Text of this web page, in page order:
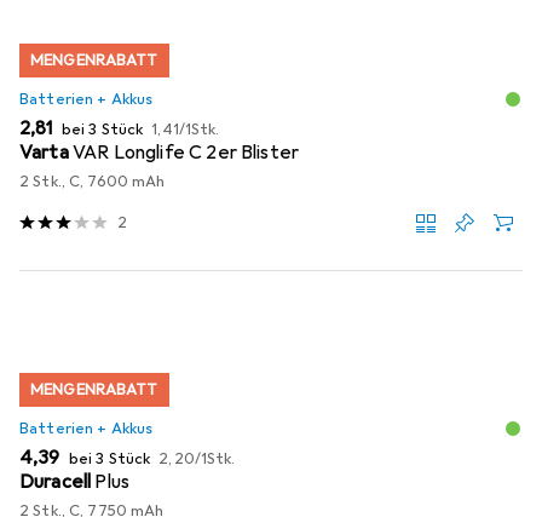
MENGENRABATT
Batterien + Akkus
EUR
2,81 bei 3 Stück EUR
1,41/1Stk.
VartaVAR Longlife C 2er Blister
2 Stk., C, 7600 mAh
2
MENGENRABATT
Batterien + Akkus
EUR
4,39 bei 3 Stück EUR
2,20/1Stk.
Duracell Plus
2 Stk., C, 7750 mAh